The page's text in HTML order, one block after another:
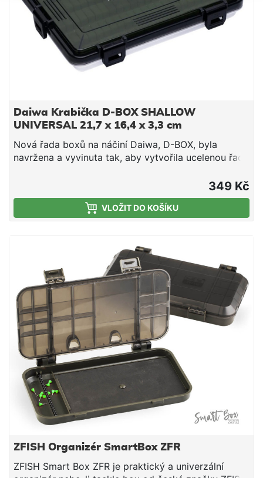
Daiwa Krabička D-BOX SHALLOW
UNIVERSAL 21,7 x 16,4 x 3,3 cm
Nová řada boxů na náčiní Daiwa, D-BOX, byla
navržena a vyvinuta tak, aby vytvořila ucelenou řadu
pro moderního rybáře. D-BOX je k dispozici v
různých velikostech a hloubkách a je vyroben z
recyklovaného polypropylenu, ekologického
materiálu, který neprodukuje žádný toxický odpad,
halogeny. Všechny D-BOXy Daiwa jsou vybaveny
4stranným uzamykacím systémem, který spolu s
voděodolným těsněním, které obepíná víka všech
modelů D-BOX o 360 stupňů, činí D-Boxy plně
odolné vůči povětrnostním vlivům. Každý box byl
pečlivě navržen tak, aby maximalizoval úložiště a
všestrannost, s funkcemi, jako je úložiště spinnerbait
zabudovaných do modelů D-BOX MD a SD. Modely
D-BOX LSU a SSU jsou jedinečné krabičky s
lisovanými silikonovými držáky, které drží háčky
pevně na místě, což z nich dělá perfektní jighead
krabičku.
349 Kč
VLOŽIT DO KOŠÍKU
ZFISH Organizér SmartBox ZFR
ZFISH Smart Box ZFR je praktický a univerzální